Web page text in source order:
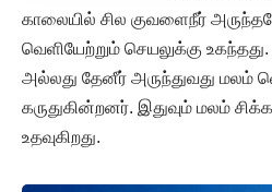
காலையில் சில குவளைநீர்
வெளியேற்றும் செயலுக்கு
அல்லது தேனீர் அருந்துவது மலம்
கருதுகின்றனர். இதுவும் மலம்
உதவுகிறது.